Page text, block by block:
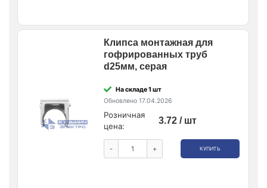
Клипса монтажная для
гофрированных труб
d25мм, серая
На складе 1 шт
Обновлено 17.04.2026
Розничная
цена:
3.72 / шт
- + КУПИТЬ